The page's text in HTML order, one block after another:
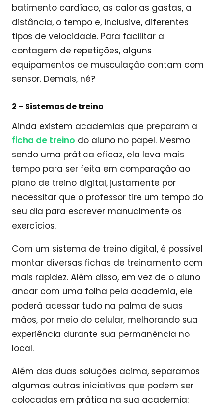
batimento cardíaco, as calorias gastas, a
distância, o tempo e, inclusive, diferentes
tipos de velocidade. Para facilitar a
contagem de repetições, alguns
equipamentos de musculação contam com
sensor. Demais, né?
2 – Sistemas de treino
Ainda existem academias que preparam a
ficha de treino do aluno no papel. Mesmo
sendo uma prática eficaz, ela leva mais
tempo para ser feita em comparação ao
plano de treino digital, justamente por
necessitar que o professor tire um tempo do
seu dia para escrever manualmente os
exercícios.
Com um sistema de treino digital, é possível
montar diversas fichas de treinamento com
mais rapidez. Além disso, em vez de o aluno
andar com uma folha pela academia, ele
poderá acessar tudo na palma de suas
mãos, por meio do celular, melhorando sua
experiência durante sua permanência no
local.
Além das duas soluções acima, separamos
algumas outras iniciativas que podem ser
colocadas em prática na sua academia: